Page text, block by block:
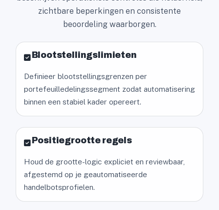
zichtbare beperkingen en consistente
beoordeling waarborgen.
Blootstellingslimieten
Definieer blootstellingsgrenzen per
portefeuilledelingssegment zodat automatisering
binnen een stabiel kader opereert.
Positiegrootte regels
Houd de grootte-logic expliciet en reviewbaar,
afgestemd op je geautomatiseerde
handelbotsprofielen.